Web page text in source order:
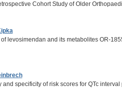
Cohort Study of Older
levosimendan and its metabolites OR-
and specificity of risk scores for QTc